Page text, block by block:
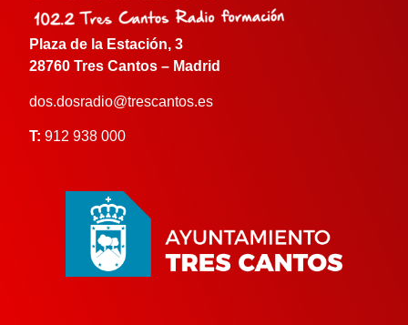
Plaza de la Estación, 3
28760 Tres Cantos – Madrid
dos.dosradio@trescantos.es
T: 912 938 000